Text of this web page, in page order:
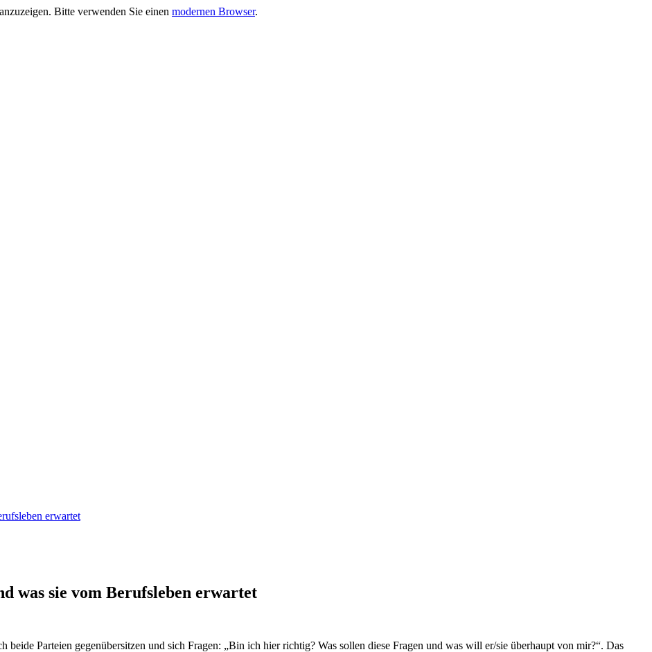
Bitte verwenden Sie einen modernen Browser.
erwartet
was sie vom Berufsleben erwartet
beide Parteien gegenübersitzen und sich Fragen: „Bin ich hier richtig? Was sollen diese Fragen und was will er/sie überhaupt von mir?“. Das